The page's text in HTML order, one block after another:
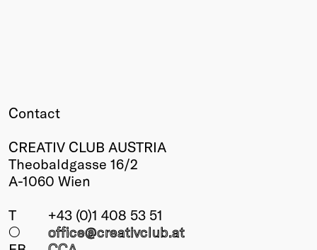
Contact
CREATIV CLUB AUSTRIA
Theobaldgasse 16/2
A-1060 Wien
T
+43 (0)1 408 53 51
○
office@creativclub.at